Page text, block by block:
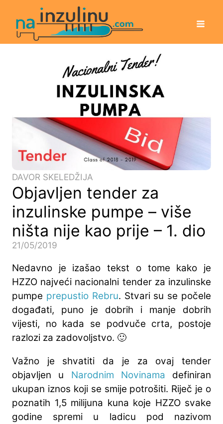
DAVOR SKELEDŽIJA
Objavljen tender za
inzulinske pumpe – više
ništa nije kao prije – 1. dio
21/05/2019
Nedavno je izašao tekst o tome kako je
HZZO najveći nacionalni tender za inzulinske
pumpe prepustio Rebru. Stvari su se počele
događati, puno je dobrih i manje dobrih
vijesti, no kada se podvuče crta, postoje
razlozi za zadovoljstvo. 🙂
Važno je shvatiti da je za ovaj tender
objavljen u Narodnim Novinama definiran
ukupan iznos koji se smije potrošiti. Riječ je o
poznatih 1,5 milijuna kuna koje HZZO svake
godine spremi u ladicu pod nazivom